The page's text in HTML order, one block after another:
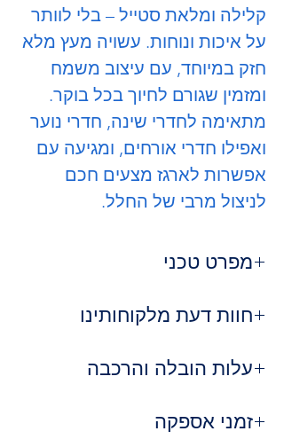
קלילה ומלאת סטייל – בלי לוותר
על איכות ונוחות. עשויה מעץ מלא
חזק במיוחד, עם עיצוב משמח
ומזמין שגורם לחיוך בכל בוקר.
מתאימה לחדרי שינה, חדרי נוער
ואפילו חדרי אורחים, ומגיעה עם
אפשרות לארגז מצעים חכם
לניצול מרבי של החלל.
מפרט טכני
עיצוב: צעיר, מודרני ומלא אופי
ריפוד: בד איכותי, קל לניקוי
אחריות:5 שנים
חוות דעת מלקוחותינו
"השם באמת אומר הכל – שין-שן! נוחה,
נכנסת לחדר."
עלות הובלה והרכבה
זמני אספקה